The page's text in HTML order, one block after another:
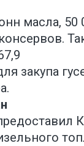
масла, 50
закупа